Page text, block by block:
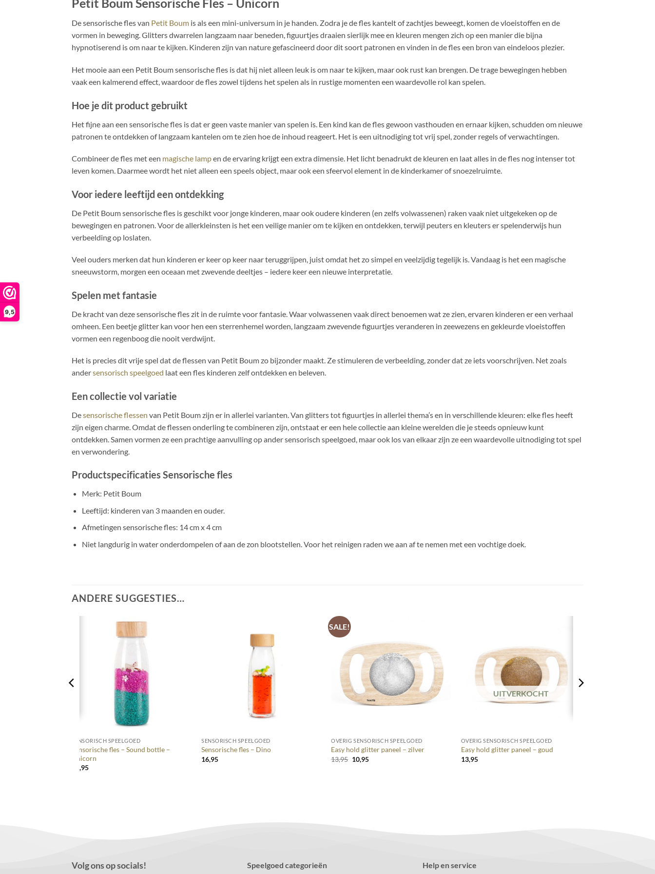
9,5
De sensorische fles van Petit Boum is als een mini-universum in je handen. Zodra je de fles kantelt of zachtjes beweegt, komen de vloeistoffen en de
vormen in beweging. Glitters dwarrelen langzaam naar beneden, figuurtjes draaien sierlijk mee en kleuren mengen zich op een manier die bijna
hypnotiserend is om naar te kijken. Kinderen zijn van nature gefascineerd door dit soort patronen en vinden in de fles een bron van eindeloos plezier.
Het mooie aan een Petit Boum sensorische fles is dat hij niet alleen leuk is om naar te kijken, maar ook rust kan brengen. De trage bewegingen hebben
vaak een kalmerend effect, waardoor de fles zowel tijdens het spelen als in rustige momenten een waardevolle rol kan spelen.
Hoe je dit product gebruikt
Het fijne aan een sensorische fles is dat er geen vaste manier van spelen is. Een kind kan de fles gewoon vasthouden en ernaar kijken, schudden om nieuwe
patronen te ontdekken of langzaam kantelen om te zien hoe de inhoud reageert. Het is een uitnodiging tot vrij spel, zonder regels of verwachtingen.
Combineer de fles met een magische lampen de ervaring krijgt een extra dimensie. Het licht benadrukt de kleuren en laat alles in de fles nog intenser tot
leven komen. Daarmee wordt het niet alleen een speels object, maar ook een sfeervol element in de kinderkamer of snoezelruimte.
Voor iedere leeftijd een ontdekking
De Petit Boum sensorische fles is geschikt voor jonge kinderen, maar ook oudere kinderen (en zelfs volwassenen) raken vaak niet uitgekeken op de
bewegingen en patronen. Voor de allerkleinsten is het een veilige manier om te kijken en ontdekken, terwijl peuters en kleuters er spelenderwijs hun
verbeelding op loslaten.
Veel ouders merken dat hun kinderen er keer op keer naar teruggrijpen, juist omdat het zo simpel en veelzijdig tegelijk is. Vandaag is het een magische
sneeuwstorm, morgen een oceaan met zwevende deeltjes – iedere keer een nieuwe interpretatie.
Spelen met fantasie
De kracht van deze sensorische fles zit in de ruimte voor fantasie. Waar volwassenen vaak direct benoemen wat ze zien, ervaren kinderen er een verhaal
omheen. Een beetje glitter kan voor hen een sterrenhemel worden, langzaam zwevende figuurtjes veranderen in zeewezens en gekleurde vloeistoffen
vormen een regenboog die nooit verdwijnt.
Het is precies dit vrije spel dat de flessen van Petit Boum zo bijzonder maakt. Ze stimuleren de verbeelding, zonder dat ze iets voorschrijven. Net zoals
andersensorisch speelgoed laat een fles kinderen zelf ontdekken en beleven.
Een collectie vol variatie
Desensorische flessen van Petit Boum zijn er in allerlei varianten. Van glitters tot figuurtjes in allerlei thema’s en in verschillende kleuren: elke fles heeft
zijn eigen charme. Omdat de flessen onderling te combineren zijn, ontstaat er een hele collectie aan kleine werelden die je steeds opnieuw kunt
ontdekken. Samen vormen ze een prachtige aanvulling op ander sensorisch speelgoed, maar ook los van elkaar zijn ze een waardevolle uitnodiging tot spel
en verwondering.
Productspecificaties Sensorische fles
Merk: Petit Boum
Leeftijd: kinderen van 3 maanden en ouder.
Afmetingen sensorische fles: 14 cm x 4 cm
Niet langdurig in water onderdompelen of aan de zon blootstellen. Voor het reinigen raden we aan af te nemen met een vochtige doek.
ANDERE SUGGESTIES…
SENSORISCH SPEELGOED
Sensorische fles – Sound bottle –
Unicorn
16,95
SENSORISCH SPEELGOED
Sensorische fles – Dino
16,95
SALE!
OVERIG SENSORISCH SPEELGOED
Easy hold glitter paneel – zilver
13,95 Oorspronkelijke
prijs
10,95Huidige
UITVERKOCHT
OVERIG SENSORISCH SPEELGOED
Easy hold glitter paneel – goud
13,95
Volg ons op socials! Speelgoed categorieën Help en service